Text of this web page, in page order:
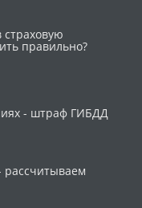
правильно?
- штраф ГИБДД
рассчитываем